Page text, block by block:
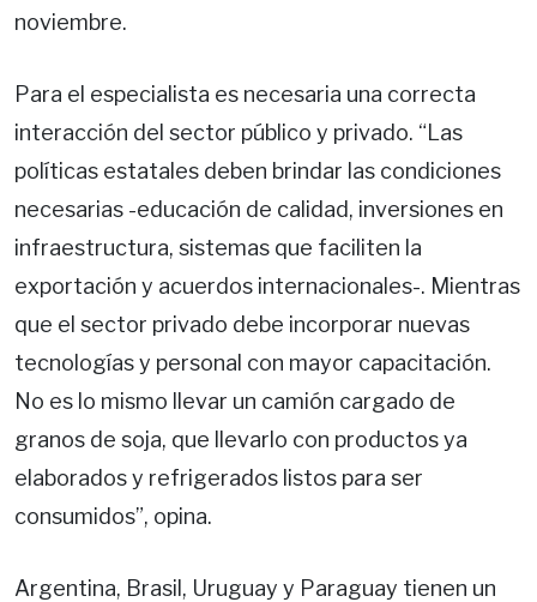
noviembre.
Para el especialista es necesaria una correcta
interacción del sector público y privado. “Las
políticas estatales deben brindar las condiciones
necesarias -educación de calidad, inversiones en
infraestructura, sistemas que faciliten la
exportación y acuerdos internacionales-. Mientras
que el sector privado debe incorporar nuevas
tecnologías y personal con mayor capacitación.
No es lo mismo llevar un camión cargado de
granos de soja, que llevarlo con productos ya
elaborados y refrigerados listos para ser
consumidos”, opina.
Argentina, Brasil, Uruguay y Paraguay tienen un